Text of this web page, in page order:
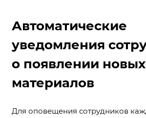
Автоматические
уведомления
о появлении новых
материалов
Для оповещения сотрудников